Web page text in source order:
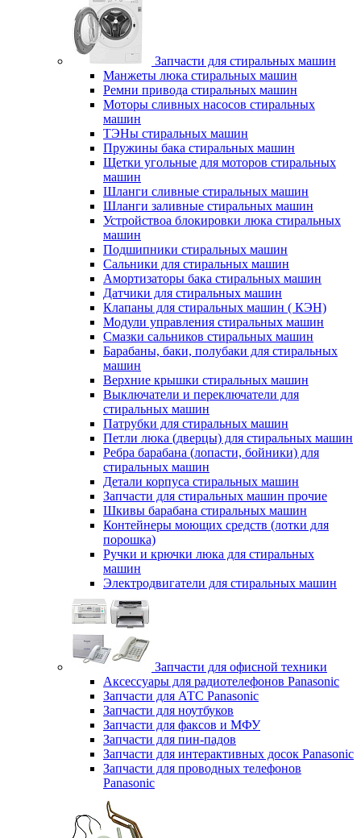
Запчасти для стиральных машин
Манжеты люка стиральных машин
Ремни привода стиральных машин
Моторы сливных насосов стиральных
машин
ТЭНы стиральных машин
Пружины бака стиральных машин
Щетки угольные для моторов стиральных
машин
Шланги сливные стиральных машин
Шланги заливные стиральных машин
Устройствоа блокировки люка стиральных
машин
Подшипники стиральных машин
Сальники для стиральных машин
Амортизаторы бака стиральных машин
Датчики для стиральных машин
Клапаны для стиральных машин ( КЭН)
Модули управления стиральных машин
Смазки сальников стиральных машин
Барабаны, баки, полубаки для стиральных
машин
Верхние крышки стиральных машин
Выключатели и переключатели для
стиральных машин
Патрубки для стиральных машин
Петли люка (дверцы) для стиральных машин
Ребра барабана (лопасти, бойники) для
стиральных машин
Детали корпуса стиральных машин
Запчасти для стиральных машин прочие
Шкивы барабана стиральных машин
Контейнеры моющих средств (лотки для
порошка)
Ручки и крючки люка для стиральных
машин
Электродвигатели для стиральных машин
Запчасти для офисной техники
Аксессуары для радиотелефонов Panasonic
Запчасти для АТС Panasonic
Запчасти для ноутбуков
Запчасти для факсов и МФУ
Запчасти для пин-падов
Запчасти для интерактивных досок Panasonic
Запчасти для проводных телефонов
Panasonic